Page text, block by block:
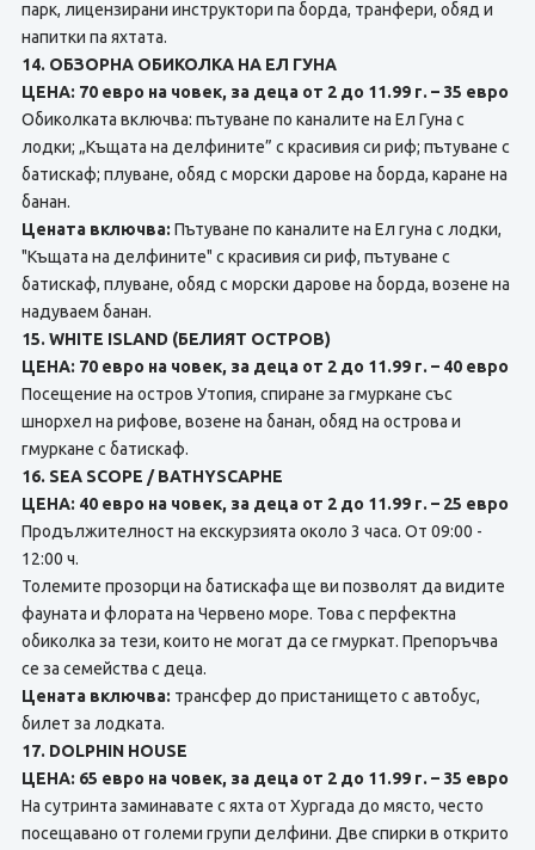
парк, лицензирани инструктори па борда, транфери, обяд и
напитки па яхтата.
14. ОБЗОРНА ОБИКОЛКА НА ЕЛ ГУНА
ЦЕНА: 70 евро на човек, за деца от 2 до 11.99 г. – 35 евро
Обиколката включва: пътуване по каналите на Ел Гуна с
лодки; „Къщата на делфините” с красивия си риф; пътуване с
батискаф; плуване, обяд с морски дарове нa борда, каране на
банан.
Цената включва: Пътуване по каналите на Ел гуна с лодки,
"Къщата на делфините" с красивия си риф, пътуване с
батискаф, плуване, обяд с морски дарове на борда, возене на
надуваем банан.
15. WHITE ISLAND (БЕЛИЯТ ОСТРОВ)
ЦЕНА: 70 евро на човек, за деца от 2 до 11.99 г. – 40 евро
Посещение на остров Утопия, спиране за гмуркане със
шнорхел на рифове, возене на банан, обяд нa острова и
гмуркане с батискаф.
16. SEA SCOPE / BATHYSCAPHE
ЦЕНА: 40 евро на човек, за деца от 2 до 11.99 г. – 25 евро
Продължителност на екскурзията около 3 часа. От 09:00 -
12:00 ч.
Толемите прозорци на батискафа ще ви позволят да видите
фауната и флората на Червено море. Това с перфектна
обиколка за тези, които не могат да се гмуркат. Препоръчва
се за семейства с деца.
Цената включва: трансфер до пристанището с автобус,
билет за лодката.
17. DOLPHIN HOUSE
ЦЕНА: 65 евро на човек, за деца от 2 до 11.99 г. – 35 евро
На сутринта заминавате с яхта от Хургада до място, често
посещавано от големи групи делфини. Две спирки в открито